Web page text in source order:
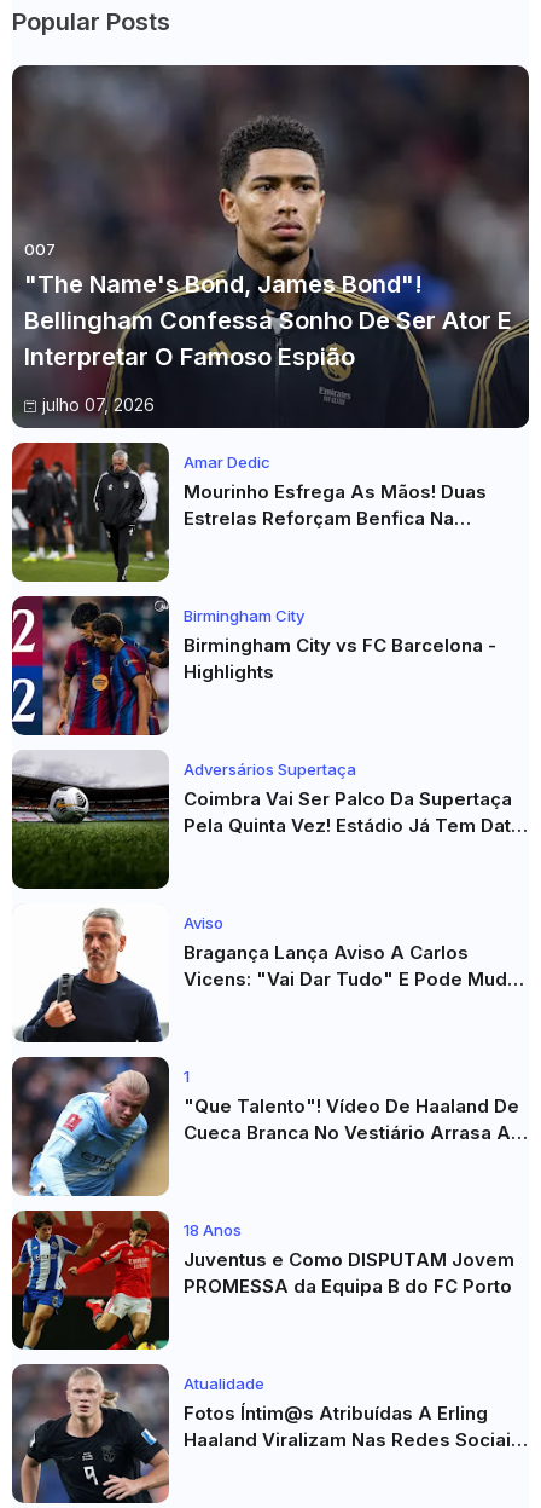
Popular Posts
007
"The Name's Bond, James Bond"!
Bellingham Confessa Sonho De Ser Ator E
Interpretar O Famoso Espião
julho 07, 2026
Amar Dedic
Mourinho Esfrega As Mãos! Duas
Estrelas Reforçam Benfica Na
Birmingham City
Birmingham City vs FC Barcelona -
Highlights
Adversários Supertaça
Coimbra Vai Ser Palco Da Supertaça
Pela Quinta Vez! Estádio Já Tem Data
Aviso
Bragança Lança Aviso A Carlos
Vicens: "Vai Dar Tudo" E Pode Mudar
1
"Que Talento"! Vídeo De Haaland De
Cueca Branca No Vestiário Arrasa A
18 Anos
Juventus e Como DISPUTAM Jovem
PROMESSA da Equipa B do FC Porto
Atualidade
Fotos Íntim@s Atribuídas A Erling
Haaland Viralizam Nas Redes Sociais